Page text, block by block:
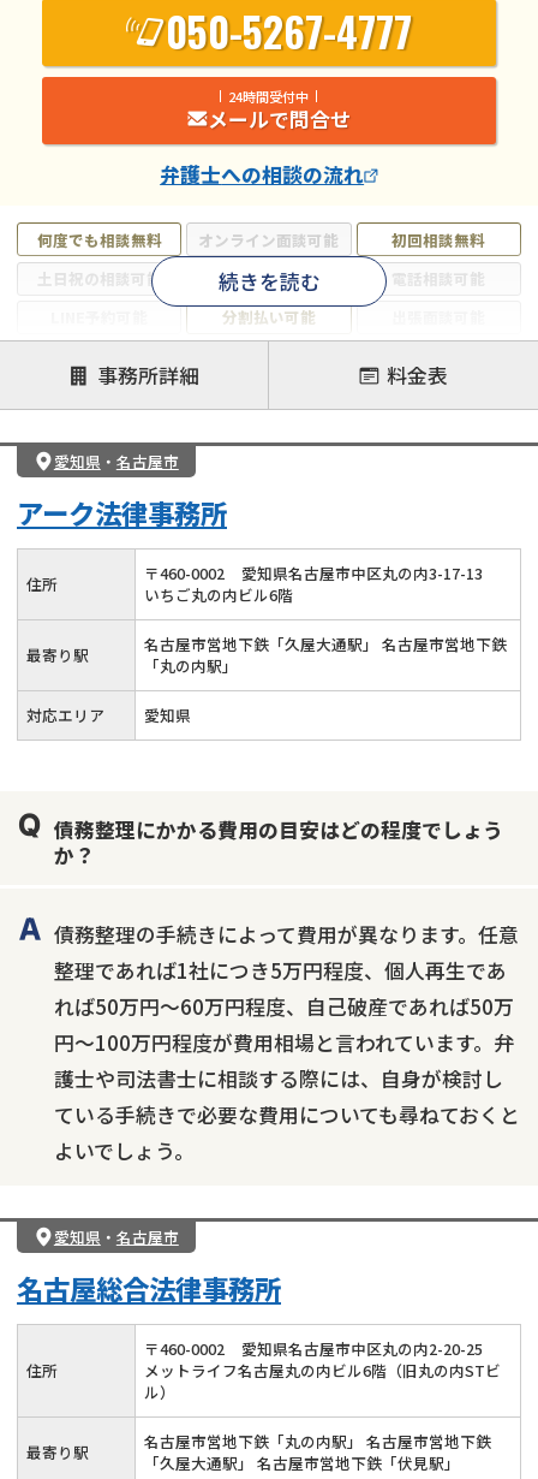
何度でも相談無料 オンライン面談可能
初回相談無料
土日祝の相談可能
19時以降電話可能
電話相談可能
分割払い可能
借金返済相談・交渉
自己破産
任意整理
個人再生
会社破産・法人破産
続きを読む
050-5267-4777
24時間受付中
メールで問合せ
弁護士への相談の流れ
事務所詳細 料金表
愛知県 ・ 名古屋市
アーク法律事務所
住所 〒460-0002
愛知県名古屋市中区丸の内3-17-13
いちご丸の内ビル6階
最寄り駅
名古屋市営地下鉄「久屋大通駅」 名古屋市営地下鉄
「丸の内駅」
対応エリア 愛知県
債務整理にかかる費用の目安はどの程度でしょう
か？
債務整理の手続きによって費用が異なります。任意
整理であれば1社につき5万円程度、個人再生であ
れば50万円〜60万円程度、自己破産であれば50万
円〜100万円程度が費用相場と言われています。弁
護士や司法書士に相談する際には、自身が検討し
ている手続きで必要な費用についても尋ねておくと
よいでしょう。
愛知県 ・ 名古屋市
名古屋総合法律事務所
住所
〒460-0002
愛知県名古屋市中区丸の内2-20-25
メットライフ名古屋丸の内ビル6階（旧丸の内STビ
ル）
最寄り駅
名古屋市営地下鉄「丸の内駅」 名古屋市営地下鉄
「久屋大通駅」 名古屋市営地下鉄「伏見駅」